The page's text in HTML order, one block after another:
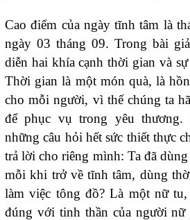
Cao điểm của ngày tĩnh tâm là
ngày 03 tháng 09. Trong bài
diễn hai khía cạnh thời gian và
Thời gian là một món quà, là
cho mỗi người, vì thế chúng ta
để phục vụ trong yêu thương.
những câu hỏi hết sức thiết thực
trả lời cho riêng mình: Ta đã
mỗi khi trở về tĩnh tâm, dùng
làm việc tông đồ? Là một nữ
đúng với tinh thần của người